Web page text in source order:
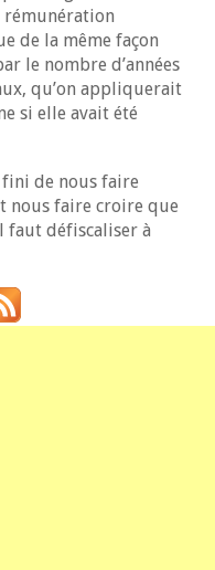
rémunération
de la même façon
le nombre d’années
qu’on appliquerait
si elle avait été
fini de nous faire
nous faire croire que
faut défiscaliser à